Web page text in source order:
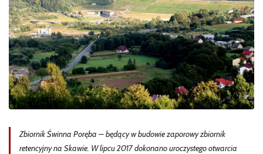
Zbiornik Świnna Poręba – będący w budowie zaporowy zbiornik
retencyjny na Skawie. W lipcu 2017 dokonano uroczystego otwarcia